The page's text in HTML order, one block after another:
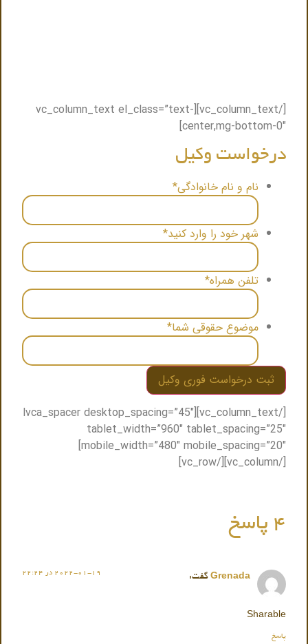
[/vc_column_text][vc_column_text el_class=”text-
center,mg-bottom-0″]
درخواست وکیل
نام و نام خانوادگی*
شهر خود را وارد کنید*
تلفن همراه*
موضوع حقوقی شما*
[/vc_column_text][lvca_spacer desktop_spacing=”45″
tablet_width=”960″ tablet_spacing=”25″
mobile_width=”480″ mobile_spacing=”20″]
[/vc_column][/vc_row]
4 پاسخ
Grenada گفت: 2022-01-19 در 22:24
Sharable
پاسخ